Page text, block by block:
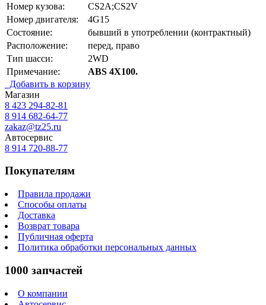
Номер кузова:
CS2A;CS2V
Номер двигателя:
4G15
Состояние:
бывший в употреблении (контрактный)
Расположение:
перед, право
Тип шасси:
2WD
Примечание:
ABS 4Х100.
Добавить в корзину
Магазин
8 423 294-82-81
8 914 682-64-77
zakaz@tz25.ru
Автосервис
8 914 720-88-77
Покупателям
Правила продажи
Способы оплаты
Доставка
Возврат товара
Публичная оферта
Политика обработки персональных данных
1000 запчастей
О компании